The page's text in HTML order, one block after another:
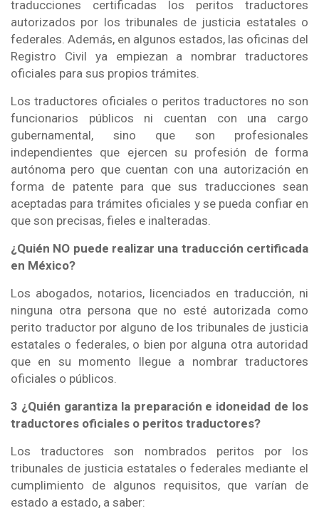
traducciones certificadas los peritos traductores
autorizados por los tribunales de justicia estatales o
federales. Además, en algunos estados, las oficinas del
Registro Civil ya empiezan a nombrar traductores
oficiales para sus propios trámites.
Los traductores oficiales o peritos traductores no son
funcionarios públicos ni cuentan con una cargo
gubernamental, sino que son profesionales
independientes que ejercen su profesión de forma
autónoma pero que cuentan con una autorización en
forma de patente para que sus traducciones sean
aceptadas para trámites oficiales y se pueda confiar en
que son precisas, fieles e inalteradas.
¿Quién NO puede realizar una traducción certificada
en México?
Los abogados, notarios, licenciados en traducción, ni
ninguna otra persona que no esté autorizada como
perito traductor por alguno de los tribunales de justicia
estatales o federales, o bien por alguna otra autoridad
que en su momento llegue a nombrar traductores
oficiales o públicos.
3 ¿Quién garantiza la preparación e idoneidad de los
traductores oficiales o peritos traductores?
Los traductores son nombrados peritos por los
tribunales de justicia estatales o federales mediante el
cumplimiento de algunos requisitos, que varían de
estado a estado, a saber: